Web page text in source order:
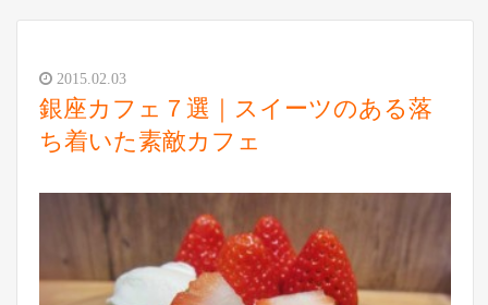
2015.02.03
銀座カフェ７選｜スイーツのある落
ち着いた素敵カフェ